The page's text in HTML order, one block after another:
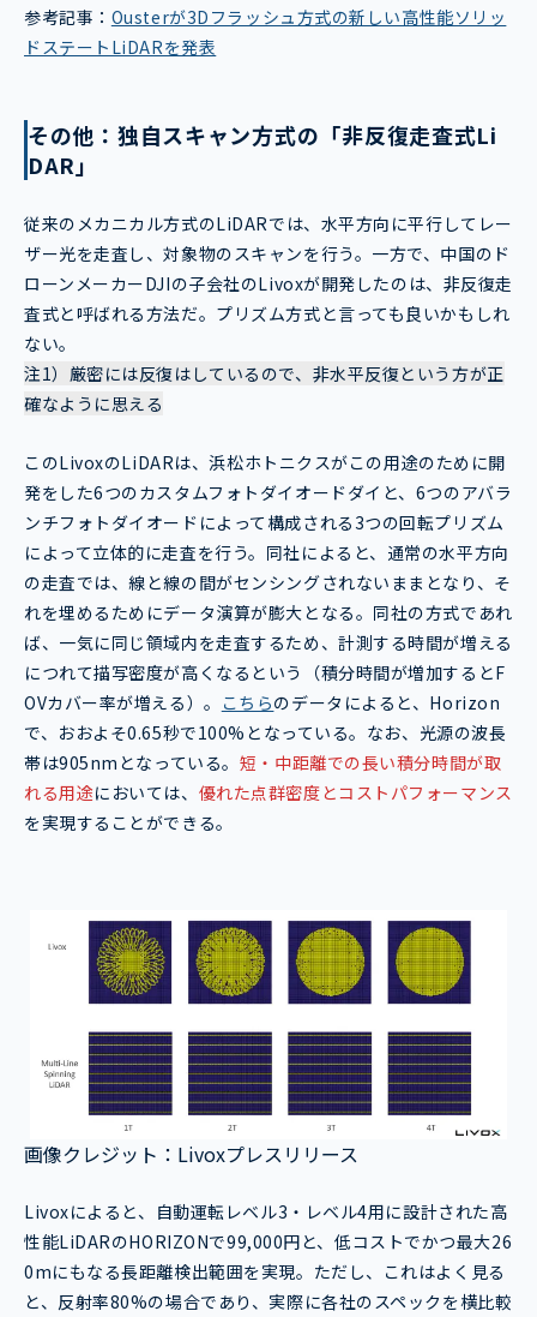
参考記事： Ousterが3Dフラッシュ方式の新しい高性能ソリッ
ドステートLiDARを発表
その他：独自スキャン方式の「非反復走査式Li
DAR」
従来のメカニカル方式のLiDARでは、水平方向に平行してレー
ザー光を走査し、対象物のスキャンを行う。一方で、中国のド
ローンメーカーDJIの子会社のLivoxが開発したのは、非反復走
査式と呼ばれる方法だ。プリズム方式と言っても良いかもしれ
ない。
注1）厳密には反復はしているので、非水平反復という方が正
確なように思える
このLivoxのLiDARは、浜松ホトニクスがこの用途のために開
発をした6つのカスタムフォトダイオードダイと、6つのアバラ
ンチフォトダイオードによって構成される3つの回転プリズム
によって立体的に走査を行う。同社によると、通常の水平方向
の走査では、線と線の間がセンシングされないままとなり、そ
れを埋めるためにデータ演算が膨大となる。同社の方式であれ
ば、一気に同じ領域内を走査するため、計測する時間が増える
につれて描写密度が高くなるという（積分時間が増加するとF
OVカバー率が増える）。 こちらのデータによると、Horizon
で、おおよそ0.65秒で100%となっている。なお、光源の波長
帯は905nmとなっている。 短・中距離での長い積分時間が取
れる用途においては、 優れた点群密度とコストパフォーマンス
を実現することができる。
画像クレジット：Livoxプレスリリース
Livoxによると、自動運転レベル3・レベル4用に設計された高
性能LiDARのHORIZONで99,000円と、低コストでかつ最大26
0mにもなる長距離検出範囲を実現。ただし、これはよく見る
と、反射率80%の場合であり、実際に各社のスペックを横比較